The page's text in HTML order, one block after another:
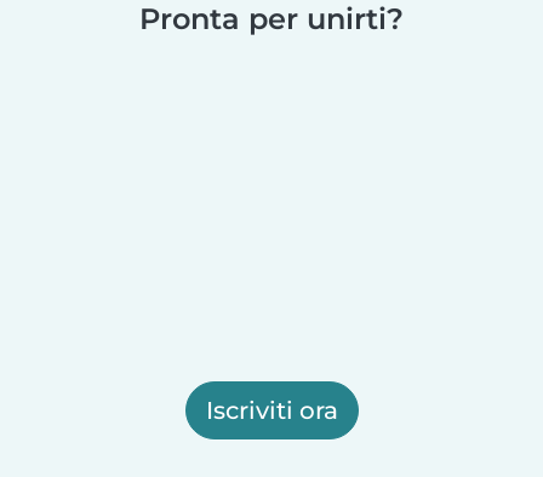
Pronta per unirti?
Iscriviti ora